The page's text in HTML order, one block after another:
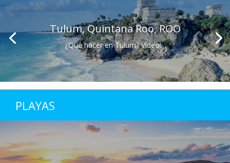
Tulum, Quintana Roo, ROO
¿Qué hacer en Tulum? Video:...
PLAYAS